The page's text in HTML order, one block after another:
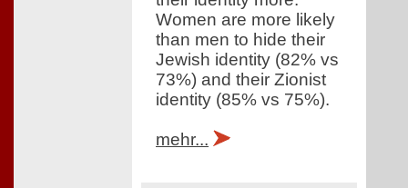
Women are more likely
than men to hide their
Jewish identity (82% vs
73%) and their Zionist
identity (85% vs 75%).
mehr...